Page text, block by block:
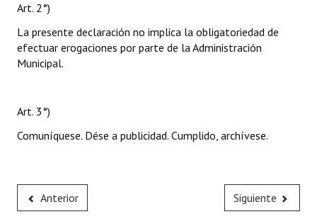
Art. 2°)
La presente declaración no implica la obligatoriedad de
efectuar erogaciones por parte de la Administración
Municipal.
Art. 3°)
Comuníquese. Dése a publicidad. Cumplido, archívese.
Anterior Siguiente